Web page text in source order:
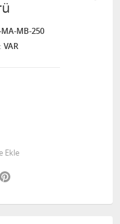
MA-MB-250
VAR
Ekle